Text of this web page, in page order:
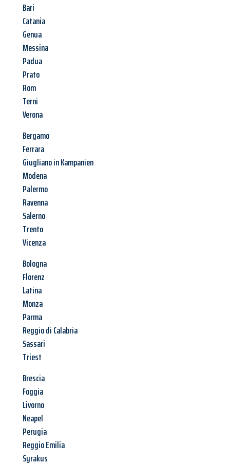
Bari
Catania
Genua
Messina
Padua
Prato
Rom
Terni
Verona
Bergamo
Ferrara
Giugliano in Kampanien
Modena
Palermo
Ravenna
Salerno
Trento
Vicenza
Bologna
Florenz
Latina
Monza
Parma
Reggio di Calabria
Sassari
Triest
Brescia
Foggia
Livorno
Neapel
Perugia
Reggio Emilia
Syrakus